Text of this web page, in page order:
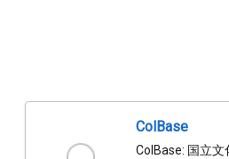
ColBase
ColBase: 国立文